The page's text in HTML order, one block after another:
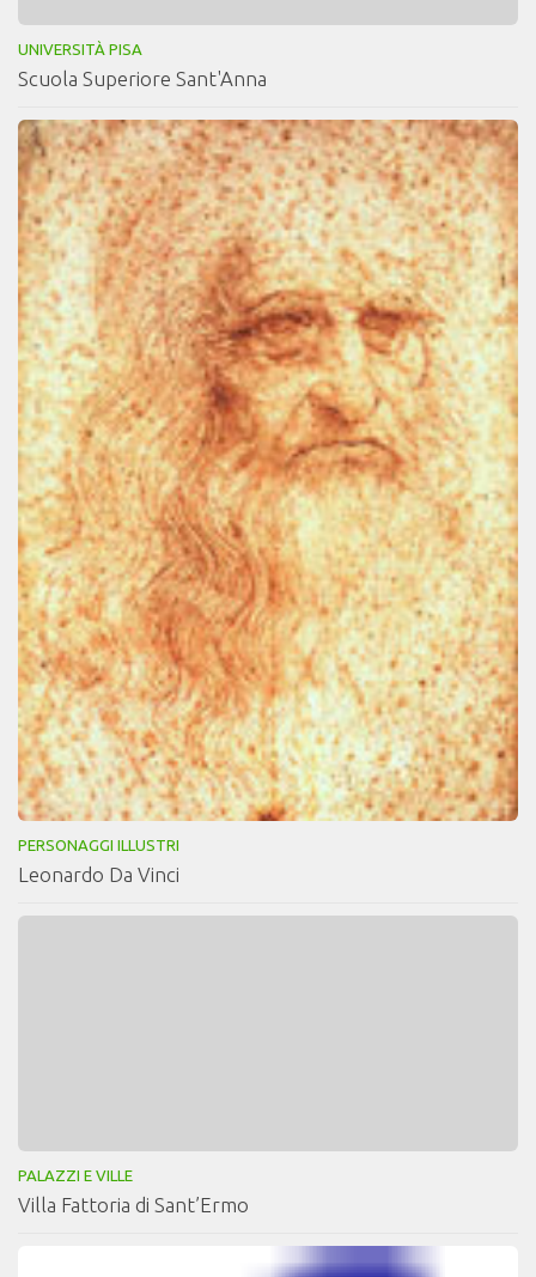
UNIVERSITÀ PISA
Scuola Superiore Sant'Anna
PERSONAGGI ILLUSTRI
Leonardo Da Vinci
PALAZZI E VILLE
Villa Fattoria di Sant’Ermo